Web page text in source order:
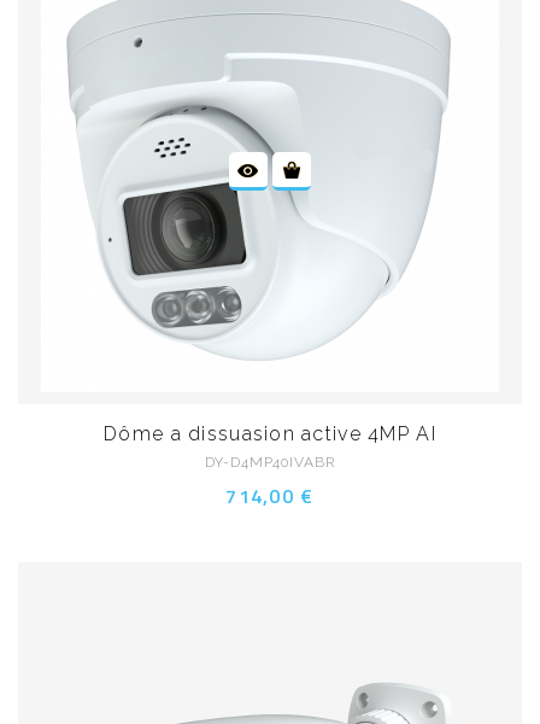
Dôme a dissuasion active 4MP AI
DY-D4MP40IVABR
714,00 €